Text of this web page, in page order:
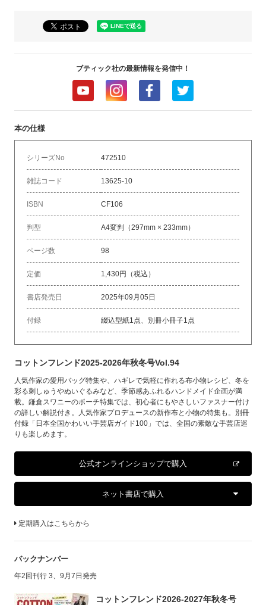
ブティック社の最新情報を発信中！
本の仕様
シリーズNo 472510
雑誌コード 13625-10
ISBN CF106
判型 A4変判（297mm × 233mm）
ページ数 98
定価 1,430円（税込）
書店発売日 2025年09月05日
付録 綴込型紙1点、別冊小冊子1点
コットンフレンド2025-2026年秋冬号Vol.94
人気作家の愛用バッグ特集や、ハギレで気軽に作れる布小物レシピ、冬を
彩る刺しゅうやぬいぐるみなど、季節感あふれるハンドメイド企画が満
載。鎌倉スワニーのポーチ特集では、初心者にもやさしいファスナー付け
の詳しい解説付き。人気作家プロデュースの新作布と小物の特集も。別冊
付録「日本全国かわいい手芸店ガイド100」では、全国の素敵な手芸店巡
りも楽しめます。
公式オンラインショップで購入
ネット書店で購入
定期購入はこちらから
バックナンバー
年2回刊行 3、9月7日発売
コットンフレンド2026-2027年秋冬号